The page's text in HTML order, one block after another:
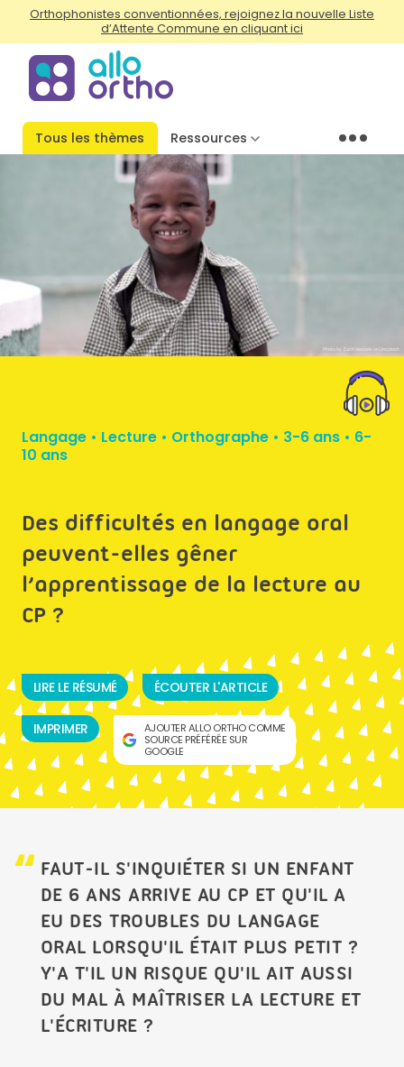
Orthophonistes conventionnées, rejoignez la nouvelle Liste
d’Attente Commune en cliquant ici
Tous les thèmes Ressources Menu
Photo by Zach Vessels on Unsplash
Langage • Lecture • Orthographe • 3-6 ans • 6-
10 ans
Des difficultés en langage oral
peuvent-elles gêner
l’apprentissage de la lecture au
CP ?
LIRE LE RÉSUMÉ ÉCOUTER L'ARTICLE
IMPRIMER
AJOUTER ALLO ORTHO COMME
SOURCE PRÉFÉRÉE SUR
GOOGLE
FAUT-IL S'INQUIÉTER SI UN ENFANT
DE 6 ANS ARRIVE AU CP ET QU'IL A
EU DES TROUBLES DU LANGAGE
ORAL LORSQU'IL ÉTAIT PLUS PETIT ?
Y'A T'IL UN RISQUE QU'IL AIT AUSSI
DU MAL À MAÎTRISER LA LECTURE ET
L'ÉCRITURE ?